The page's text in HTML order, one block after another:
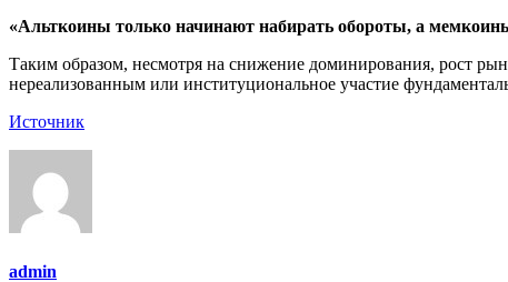
«Альткоины только начинают набирать обороты, а
Таким образом, несмотря на снижение доминирования, рост
нереализованным или институциональное участие
Источник
admin